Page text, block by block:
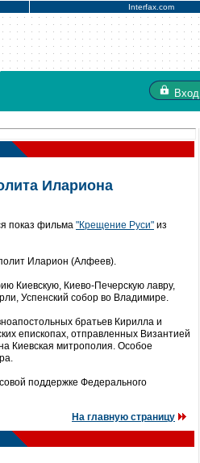
Interfax.com
Вход
Илариона
показ фильма "Крещение Руси" из
Иларион (Алфеев).
Киевскую, Киево-Печерскую лавру,
Успенский собор во Владимире.
братьев Кирилла и
епископах, отправленных Византией
Киевская митрополия. Особое
поддержке Федерального
На главную страницу